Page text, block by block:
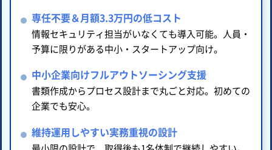
専任不要＆月額3.3万円の低コスト
情報セキュリティ担当がいなくても導入可能。人員・
予算に限りがある中小・スタートアップ向け。
中小企業向けフルアウトソーシング支援
書類作成からプロセス設計まで丸ごと対応。初めての
企業でも安心。
維持運用しやすい実務重視の設計